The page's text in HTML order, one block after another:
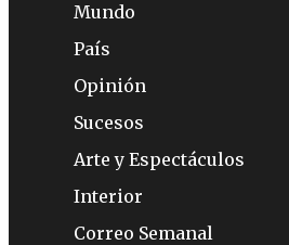
Mundo
País
Opinión
Sucesos
Arte y Espectáculos
Interior
Correo Semanal